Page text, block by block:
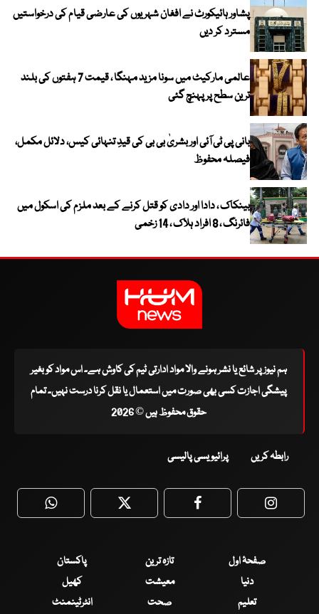
پشاور ہائیکورٹ نے افغان شہریوں کی عارضی قیام کی درخواستیں
مسترد کر دیں
عالمی مارکیٹ میں سونا مزید مہنگا ، قیمت 7 ہفتوں کی بلند
ترین سطح پر پہنچ گئی
بانی پی ٹی آئی اور بشریٰ بی بی کی قیدِ تنہائی کیس، دلائل مکمل،
فیصلہ محفوظ
بینکاک ، دادا اور دادی کو قتل کرنے کے بعد ملزم کی اسکول میں
فائرنگ ، 8 افراد ہلاک ، 14 زخمی
ہم نیوز پر شائع یا نشر ہونے والا مواد ادارتی ٹیم کی کاوش ہے۔ اس مواد کو بغیر
پیشگی اجازت کسی بھی صورت میں استعمال یا نقل کرنا درست نہیں۔ تمام
حقوق محفوظ ہیں © 2026
رابطہ کریں پرائیویسی پالیسی
WhatsApp Twitter Facebook
صفحۂ اول تازہ ترین
پاکستان
دنیا
معیشت
کھیل
تعلیم
صحت انٹرٹینمنٹ